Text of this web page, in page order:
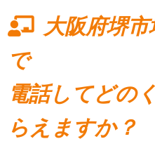
大阪府堺
で
電話してどの
らえますか？